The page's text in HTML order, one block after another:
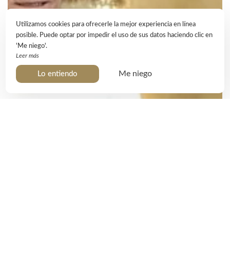
Utilizamos cookies para ofrecerle la mejor experiencia en línea
posible. Puede optar por impedir el uso de sus datos haciendo clic en
'Me niego'.
Leer más
Lo entiendo Me niego